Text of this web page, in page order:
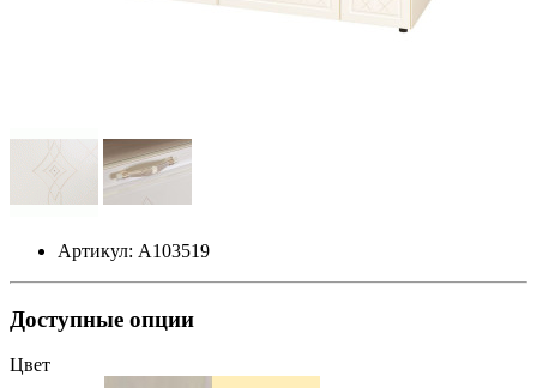
Артикул: А103519
Доступные опции
Цвет